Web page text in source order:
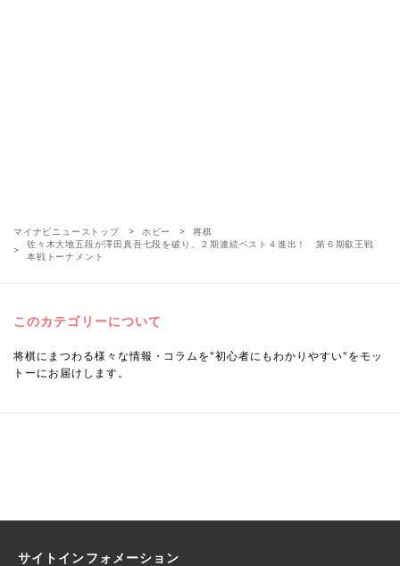
マイナビニューストップ ホビー
将棋
佐々木大地五段が澤田真吾七段を破り、２期連続ベスト４進出！ 第６期叡王戦
本戦トーナメント
このカテゴリーについて
将棋にまつわる様々な情報・コラムを"初心者にもわかりやすい"をモッ
トーにお届けします。
サイトインフォメーション